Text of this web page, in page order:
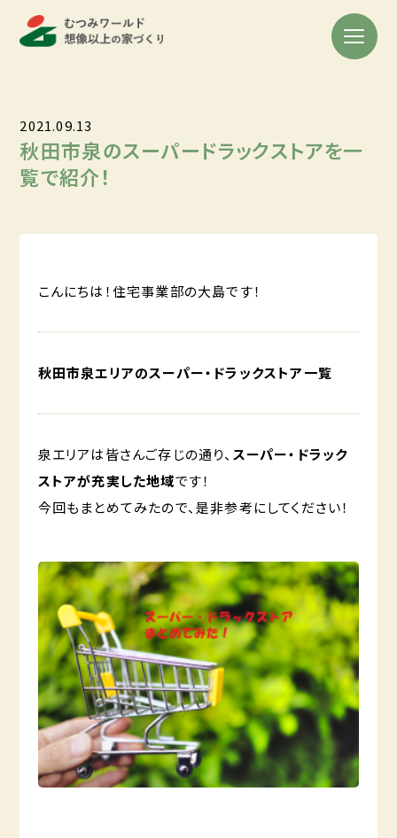
2021.09.13
秋田市泉のスーパードラックストアを一
覧で紹介！
こんにちは！住宅事業部の大島です！
秋田市泉エリアのスーパー・ドラックストア一覧
泉エリアは皆さんご存じの通り、 スーパー・ドラック
ストアが充実した地域です！
今回もまとめてみたので、是非参考にしてください！